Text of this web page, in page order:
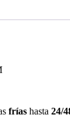
frías hasta 24/